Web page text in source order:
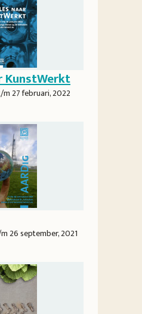
KunstWerkt
27 februari, 2022
26 september, 2021